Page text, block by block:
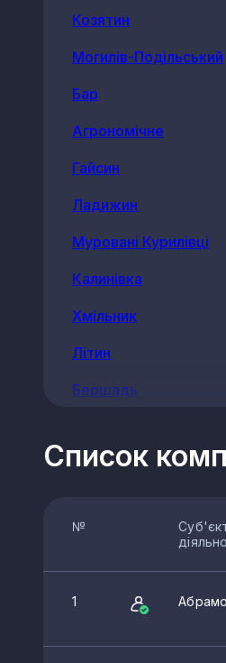
Козятин
Могилів-Подільський
Бар
Агрономічне
Гайсин
Ладижин
Муровані Курилівці
Калинівка
Хмільник
Літин
Бершадь
Тульчин
Гнівань
Могилівка
Оратів
Список
№
1